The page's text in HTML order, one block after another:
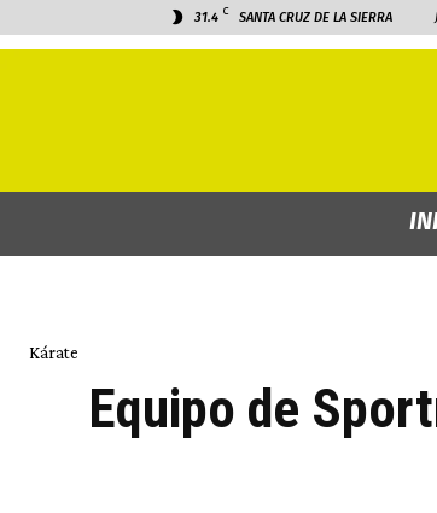
31.4 C SANTA CRUZ DE LA SIERRA
Kárate
Equipo de